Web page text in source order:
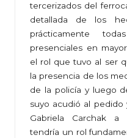
tercerizados del
detallada de los
prácticamente
presenciales en
el rol que tuvo al ser
la presencia de los
de la policía y luego
suyo acudió al pedido
Gabriela Carchak a
tendría un rol